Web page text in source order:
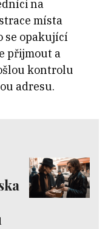
na
místa
se opakující
přijmout a
kontrolu
adresu.